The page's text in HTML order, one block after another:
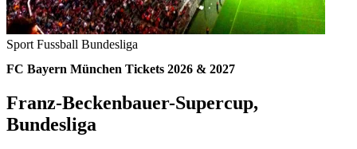
Sport Fussball Bundesliga
FC Bayern München Tickets 2026 & 2027
Franz-Beckenbauer-Supercup,
Bundesliga